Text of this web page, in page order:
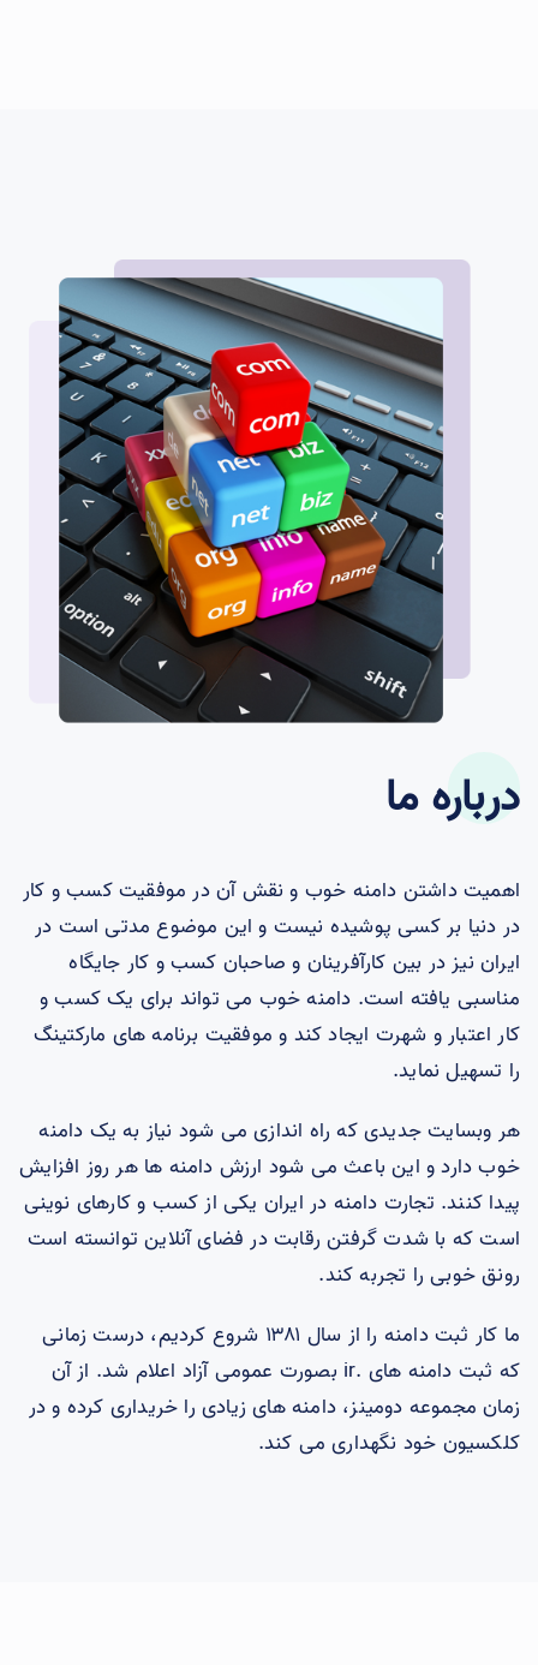
درباره ما
اهمیت داشتن دامنه خوب و نقش آن در موفقیت کسب و کار
در دنیا بر کسی پوشیده نیست و این موضوع مدتی است در
ایران نیز در بین کارآفرینان و صاحبان کسب و کار جایگاه
مناسبی یافته است. دامنه خوب می تواند برای یک کسب و
کار اعتبار و شهرت ایجاد کند و موفقیت برنامه های مارکتینگ
را تسهیل نماید.
هر وبسایت جدیدی که راه اندازی می شود نیاز به یک دامنه
خوب دارد و این باعث می شود ارزش دامنه ها هر روز افزایش
پیدا کنند. تجارت دامنه در ایران یکی از کسب و کارهای نوینی
است که با شدت گرفتن رقابت در فضای آنلاین توانسته است
رونق خوبی را تجربه کند.
ما کار ثبت دامنه را از سال ۱۳۸۱ شروع کردیم، درست زمانی
که ثبت دامنه های .ir بصورت عمومی آزاد اعلام شد. از آن
زمان مجموعه دومینز، دامنه های زیادی را خریداری کرده و در
کلکسیون خود نگهداری می کند.